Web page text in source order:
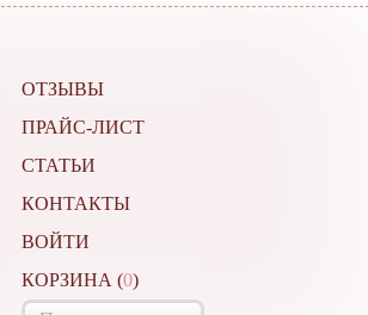
ОТЗЫВЫ
ПРАЙС-ЛИСТ
СТАТЬИ
КОНТАКТЫ
ВОЙТИ
КОРЗИНА (0)